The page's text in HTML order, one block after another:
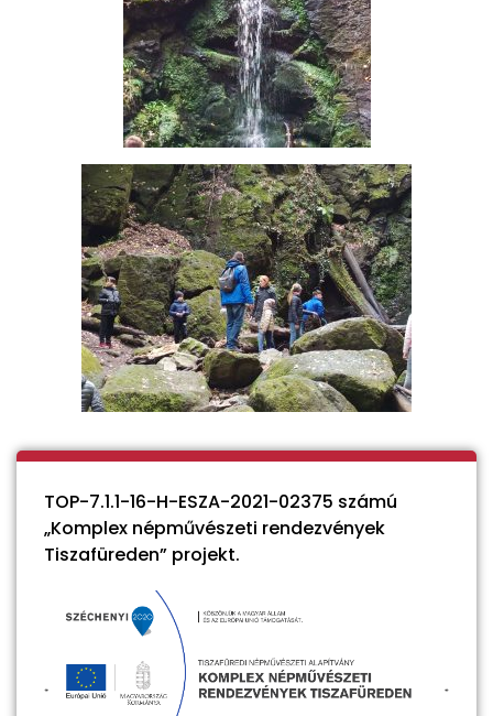
TOP-7.1.1-16-H-ESZA-2021-02375 számú
„Komplex népművészeti rendezvények
Tiszafüreden” projekt.